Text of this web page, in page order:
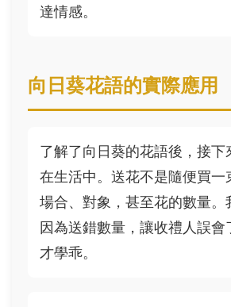
達情感。
向日葵花語的實際應用
了解了向日葵的花語後，接下
在生活中。送花不是隨便買一
場合、對象，甚至花的數量。
因為送錯數量，讓收禮人誤會
才學乖。